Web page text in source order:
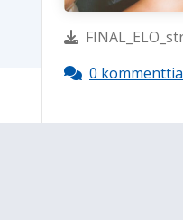
0 kommenttia